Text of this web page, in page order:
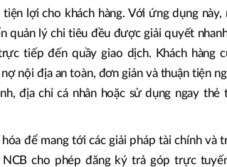
tiện lợi cho khách hàng. Với ứng dụng
quản lý chi tiêu đều được giải quyết
tiếp đến quầy giao dịch. Khách hàng
nội địa an toàn, đơn giản và thuận tiện
địa chỉ cá nhân hoặc sử dụng ngay
để mang tới các giải pháp tài chính và
NCB cho phép đăng ký trả góp trực